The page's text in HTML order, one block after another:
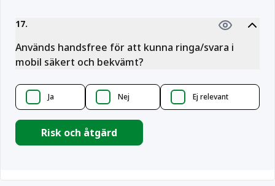
17.
Används handsfree för att kunna ringa/svara i
mobil säkert och bekvämt?
Ja Nej Ej relevant
Risk och åtgärd